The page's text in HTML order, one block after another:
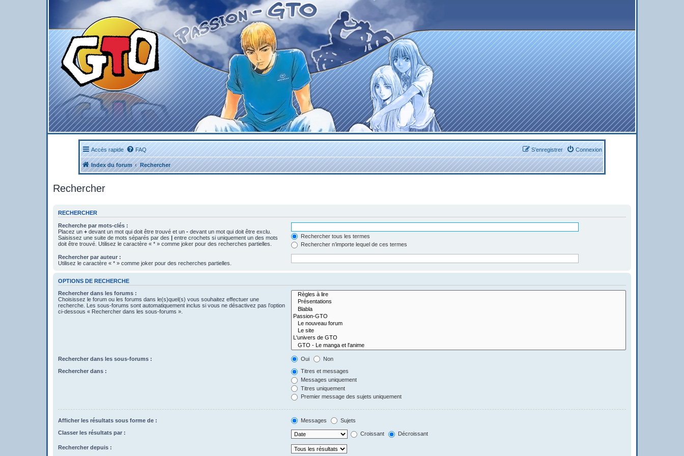
Accès rapide FAQ Connexion
S’enregistrer
Index du forum Rechercher
Rechercher
RECHERCHER
Recherche par mots-clés :
Placez un + devant un mot qui doit être trouvé et un - devant un mot qui doit être exclu.
Saisissez une suite de mots séparés par des | entre crochets si uniquement un des mots
doit être trouvé. Utilisez le caractère « * » comme joker pour des recherches partielles.
Rechercher tous les termes
Rechercher n’importe lequel de ces termes
Rechercher par auteur :
Utilisez le caractère « * » comme joker pour des recherches partielles.
OPTIONS DE RECHERCHE
Rechercher dans les forums :
Choisissez le forum ou les forums dans le(s)quel(s) vous souhaitez effectuer une
recherche. Les sous-forums sont automatiquement inclus si vous ne désactivez pas l’option
ci-dessous « Rechercher dans les sous-forums ».
Rechercher dans les sous-forums : Oui Non
Rechercher dans :
Titres et messages
Messages uniquement
Titres uniquement
Premier message des sujets uniquement
Afficher les résultats sous forme de : Messages Sujets
Classer les résultats par : Croissant Décroissant
Rechercher depuis :